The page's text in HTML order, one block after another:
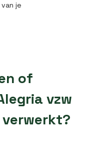
je
of
vzw